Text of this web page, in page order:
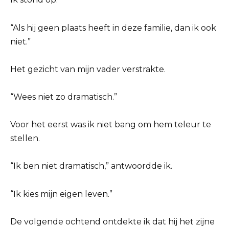
“Als hij geen plaats heeft in deze familie, dan ik ook
niet.”
Het gezicht van mijn vader verstrakte.
“Wees niet zo dramatisch.”
Voor het eerst was ik niet bang om hem teleur te
stellen.
“Ik ben niet dramatisch,” antwoordde ik.
“Ik kies mijn eigen leven.”
De volgende ochtend ontdekte ik dat hij het zijne